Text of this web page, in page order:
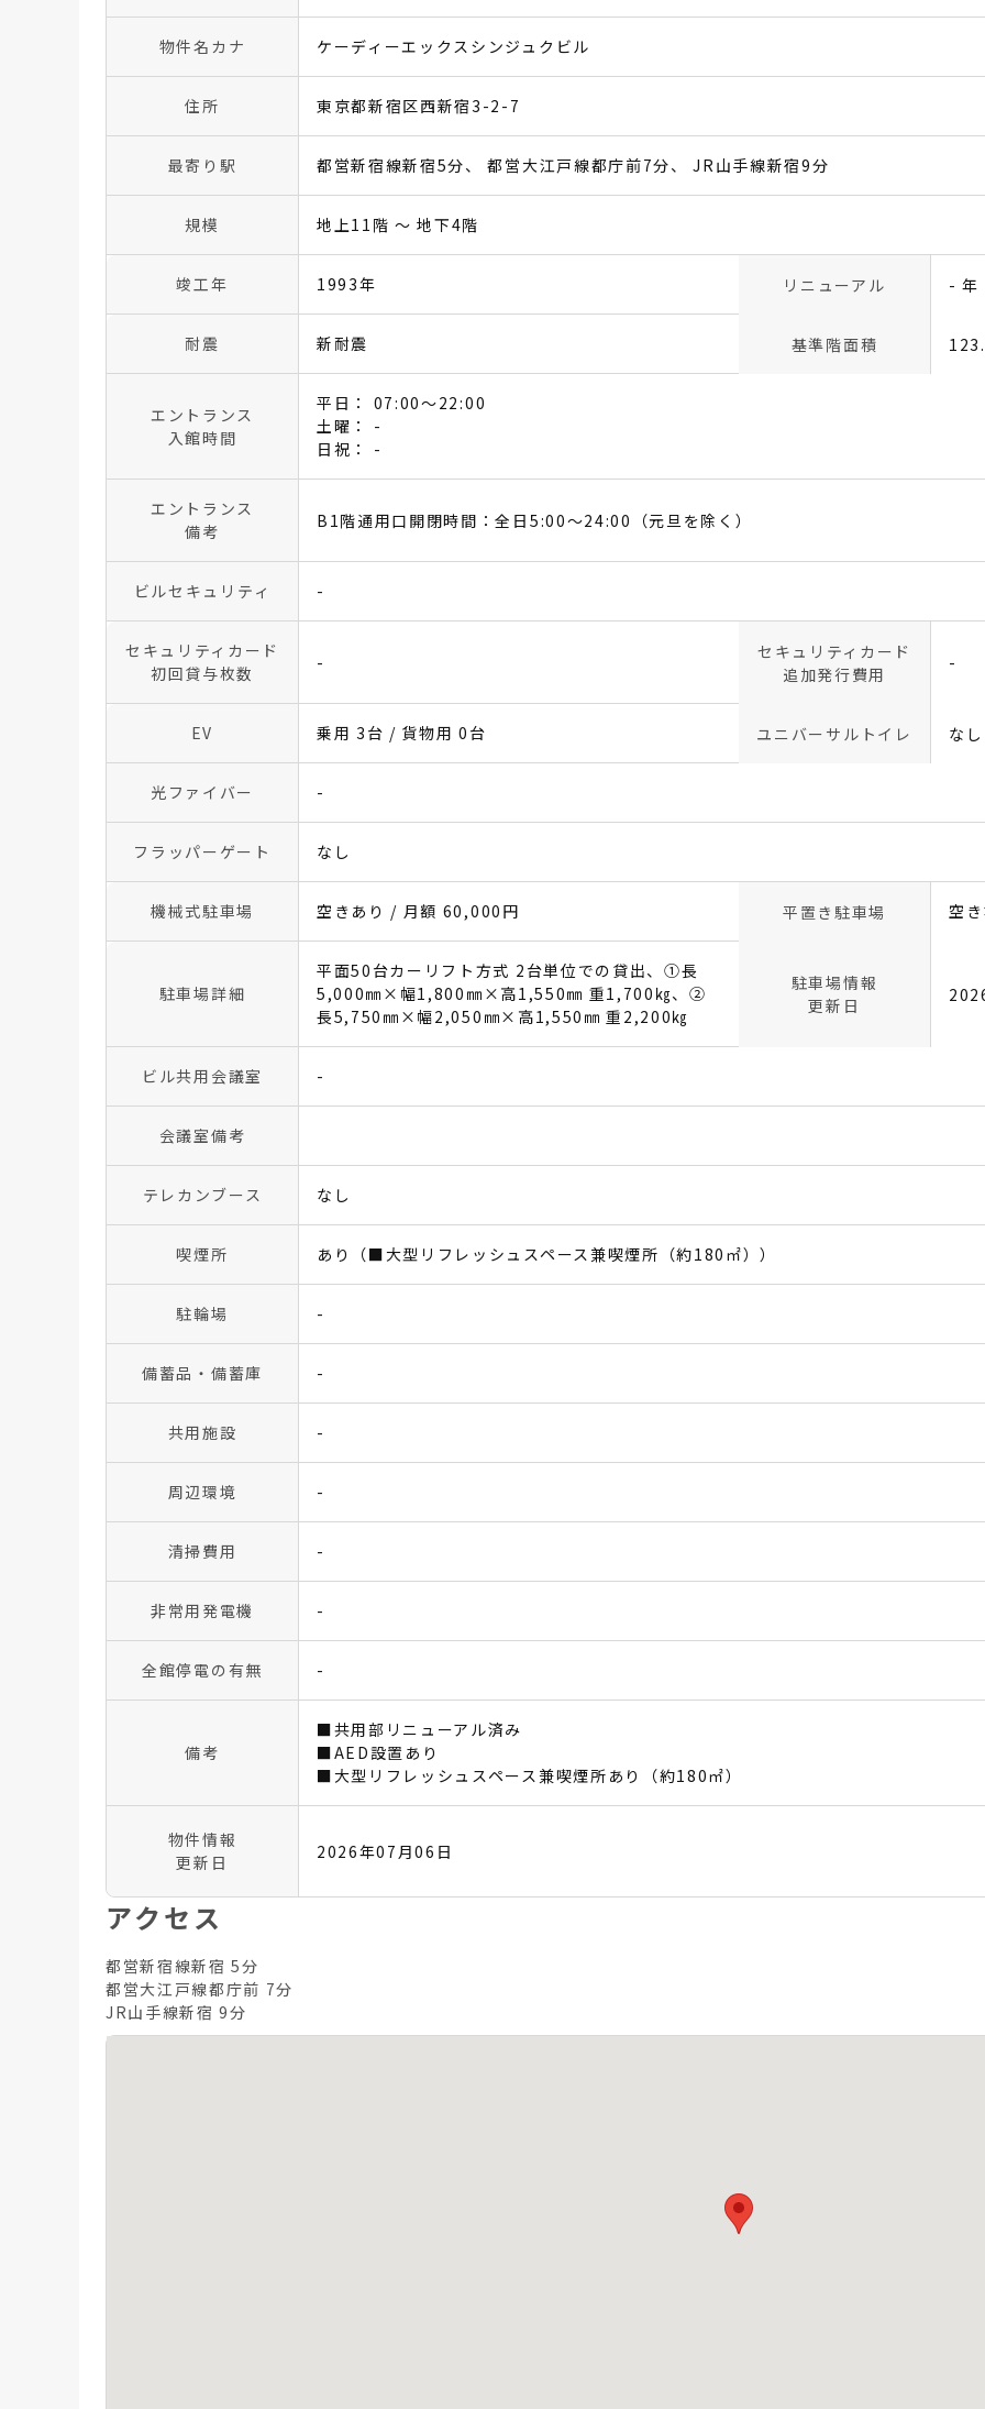
物件名カナ ケーディーエックスシンジュクビル
住所 東京都新宿区西新宿3-2-7
最寄り駅 都営新宿線新宿5分 都営大江戸線都庁前7分 JR山手線新宿9分
規模 地上11階 〜 地下4階
竣工年 1993年 リニューアル - 年
耐震 新耐震 基準階面積
エントランス
入館時間
平日： 07:00〜22:00
土曜： -
日祝： -
エントランス
備考
B1階通用口開閉時間：全日5:00～24:00（元旦を除く）
ビルセキュリティ -
セキュリティカード
初回貸与枚数
-
セキュリティカード
追加発行費用
-
EV 乗用 3台 / 貨物用 0台 ユニバーサルトイレ なし
光ファイバー -
フラッパーゲート なし
機械式駐車場 空きあり / 月額 60,000円 平置き駐車場 空
駐車場詳細
平面50台カーリフト方式 2台単位での貸出、①長
5,000㎜×幅1,800㎜×高1,550㎜ 重1,700㎏、②
長5,750㎜×幅2,050㎜×高1,550㎜ 重2,200㎏
駐車場情報
更新日
ビル共用会議室 -
会議室備考
テレカンブース なし
喫煙所 あり（■大型リフレッシュスペース兼喫煙所（約180㎡））
駐輪場 -
備蓄品・備蓄庫 -
共用施設 -
周辺環境 -
清掃費用 -
非常用発電機 -
全館停電の有無 -
備考
■共用部リニューアル済み
■AED設置あり
■大型リフレッシュスペース兼喫煙所あり（約180㎡）
物件情報
更新日
2026年07月06日
アクセス
都営新宿線新宿 5分
都営大江戸線都庁前 7分
JR山手線新宿 9分